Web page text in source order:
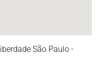
São Paulo -